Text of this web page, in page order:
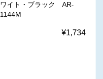
ワイト・ブラック AR-
1144M
¥1,734